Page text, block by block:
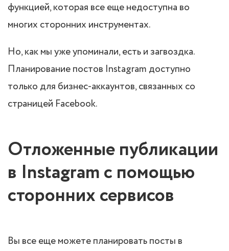
функцией, которая все еще недоступна во
многих сторонних инструментах.
Но, как мы уже упоминали, есть и загвоздка.
Планирование постов Instagram доступно
только для бизнес-аккаунтов, связанных со
страницей Facebook.
Отложенные публикации
в Instagram с помощью
сторонних сервисов
Вы все еще можете планировать посты в